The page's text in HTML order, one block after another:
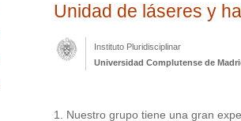
Unidad de láseres y
Instituto Pluridisciplinar
Universidad Complutense de
1. Nuestro grupo tiene una gran